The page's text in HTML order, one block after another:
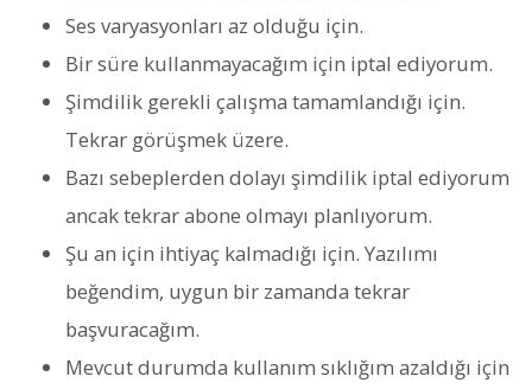
Ses varyasyonları az olduğu için.
Bir süre kullanmayacağım için iptal ediyorum.
Şimdilik gerekli çalışma tamamlandığı için.
Tekrar görüşmek üzere.
Bazı sebeplerden dolayı şimdilik iptal ediyorum
ancak tekrar abone olmayı planlıyorum.
Şu an için ihtiyaç kalmadığı için. Yazılımı
beğendim, uygun bir zamanda tekrar
başvuracağım.
Mevcut durumda kullanım sıklığım azaldığı için